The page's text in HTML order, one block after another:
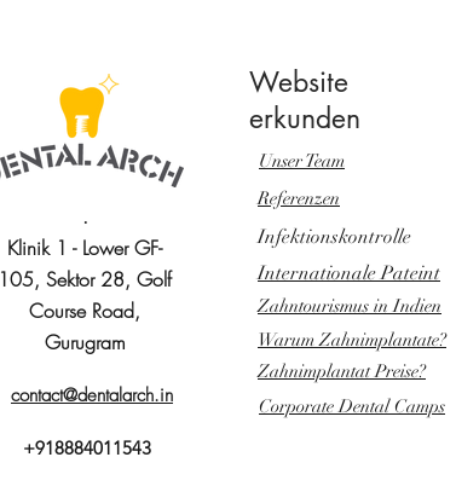
.
Klinik 1 - Lower GF-
105, Sektor 28, Golf
Course Road,
Gurugram
contact@dentalarch.in
+918884011543
Website
erkunden
Unser Team
Referenzen
Infektionskontrolle
Internationale Pateint
Zahntourismus in Indien
Warum Zahnimplantate?
Zahnimplantat Preise?
Corporate Dental Camps